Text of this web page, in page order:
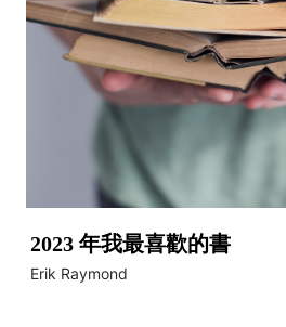
2023 年我最喜歡的書
Erik Raymond